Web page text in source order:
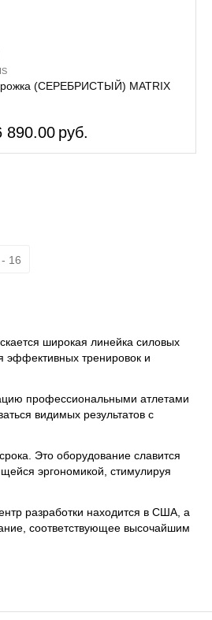
широкая линейка силовых
эффективных тренировок и
профессиональными атлетами
видимых результатов с
Это оборудование славится
эргономикой, стимулируя
разработки находится в США, а
соответствующее высочайшим
(СЕРЕБРИСТЫЙ) MATRIX
890.00 руб.
16